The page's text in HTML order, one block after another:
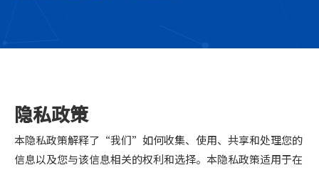
隐私政策
本隐私政策解释了“我们”如何收集、使用、共享和处理您的
信息以及您与该信息相关的权利和选择。本隐私政策适用于在